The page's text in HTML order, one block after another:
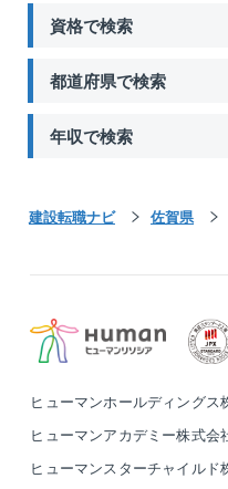
資格で検索
都道府県で検索
年収で検索
建設転職ナビ 佐賀県
ヒューマンホールディングス
ヒューマンアカデミー株式会
ヒューマンスターチャイルド